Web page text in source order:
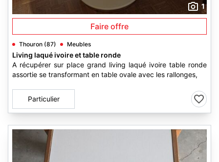
1
Faire offre
Thouron (87) Meubles
Living laqué ivoire et table ronde
A récupérer sur place grand living laqué ivoire table ronde
assortie se transformant en table ovale avec les rallonges,
Particulier